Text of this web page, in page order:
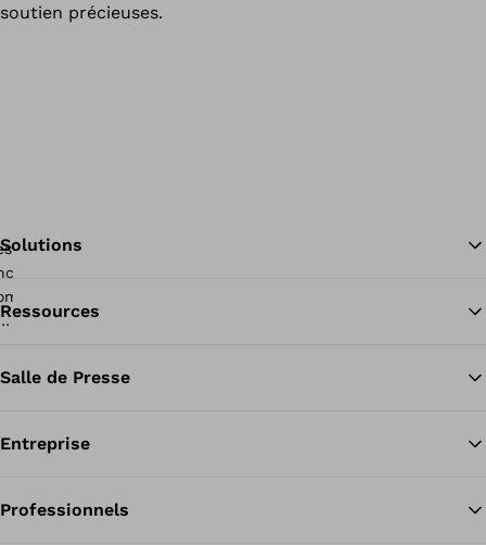
soutien précieuses.
Solutions
Ressources
Salle de Presse
Entreprise
Professionnels